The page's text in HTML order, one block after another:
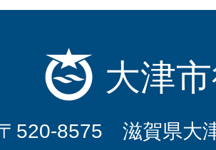
大津
520-8575 滋賀県大